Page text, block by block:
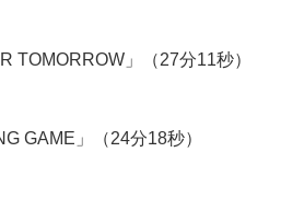
」（27分11秒）
GAME」（24分18秒）